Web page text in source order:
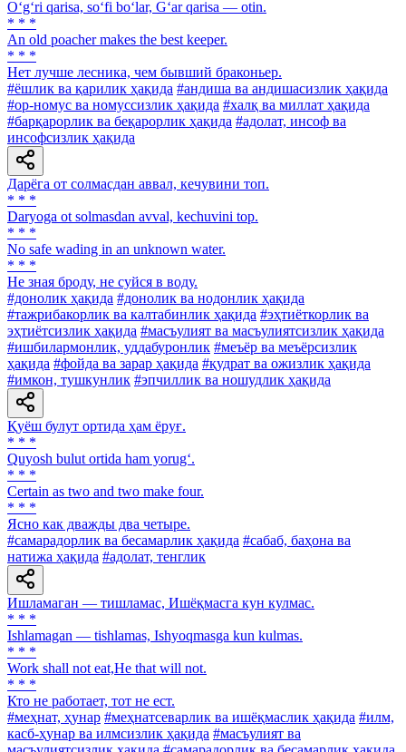
O‘g‘ri qarisa, so‘fi bo‘lar, G‘ar qarisa — otin.
* * *
An old poacher makes the best keeper.
* * *
Нет лучше лесника, чем бывший браконьер.
#ёшлик ва қарилик ҳақида #андиша ва андишасизлик ҳақида
#ор-номус ва номуссизлик ҳақида #халқ ва миллат ҳақида
#барқарорлик ва беқарорлик ҳақида #адолат, инсоф ва
инсофсизлик ҳақида
Дарёга от солмасдан аввал, кечувини топ.
* * *
Daryoga ot solmasdan avval, kechuvini top.
* * *
No safe wading in an unknown water.
* * *
He зная броду, не суйся в воду.
#донолик ҳақида #донолик ва нодонлик ҳақида
#тажрибакорлик ва калтабинлик ҳақида #эҳтиёткорлик ва
эҳтиётсизлик ҳақида #масъулият ва масъулиятсизлик ҳақида
#ишбилармонлик, уддабуронлик #меъёр ва меъёрсизлик
ҳақида #фойда ва зарар ҳақида #қудрат ва ожизлик ҳақида
#имкон, тушкунлик #эпчиллик ва ношудлик ҳақида
Қуёш булут ортида ҳам ёруғ.
* * *
Quyosh bulut ortida ham yorug‘.
* * *
Certain as two and two make four.
* * *
Ясно как дважды два четыре.
#самарадорлик ва бесамарлик ҳақида #сабаб, баҳона ва
натижа ҳақида #адолат, тенглик
Ишламаган — тишламас, Ишёқмасга кун кулмас.
* * *
Ishlamagan — tishlamas, Ishyoqmasga kun kulmas.
* * *
Work shall not eat,He that will not.
* * *
Кто не работает, тот не ест.
#меҳнат, ҳунар #меҳнатсеварлик ва ишёқмаслик ҳақида #илм,
касб-ҳунар ва илмсизлик ҳақида #масъулият ва